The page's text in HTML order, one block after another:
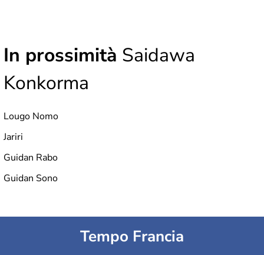
In prossimità Saidawa
Konkorma
Lougo Nomo
Jariri
Guidan Rabo
Guidan Sono
Tempo Francia